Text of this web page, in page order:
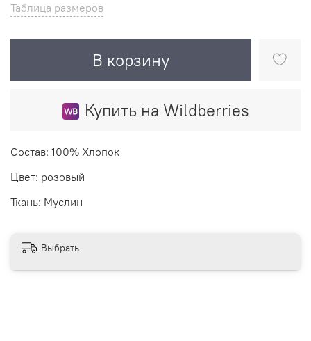
Таблица размеров
В корзину
Купить на Wildberries
Состав: 100% Хлопок
Цвет: розовый
Ткань: Муслин
Выбрать